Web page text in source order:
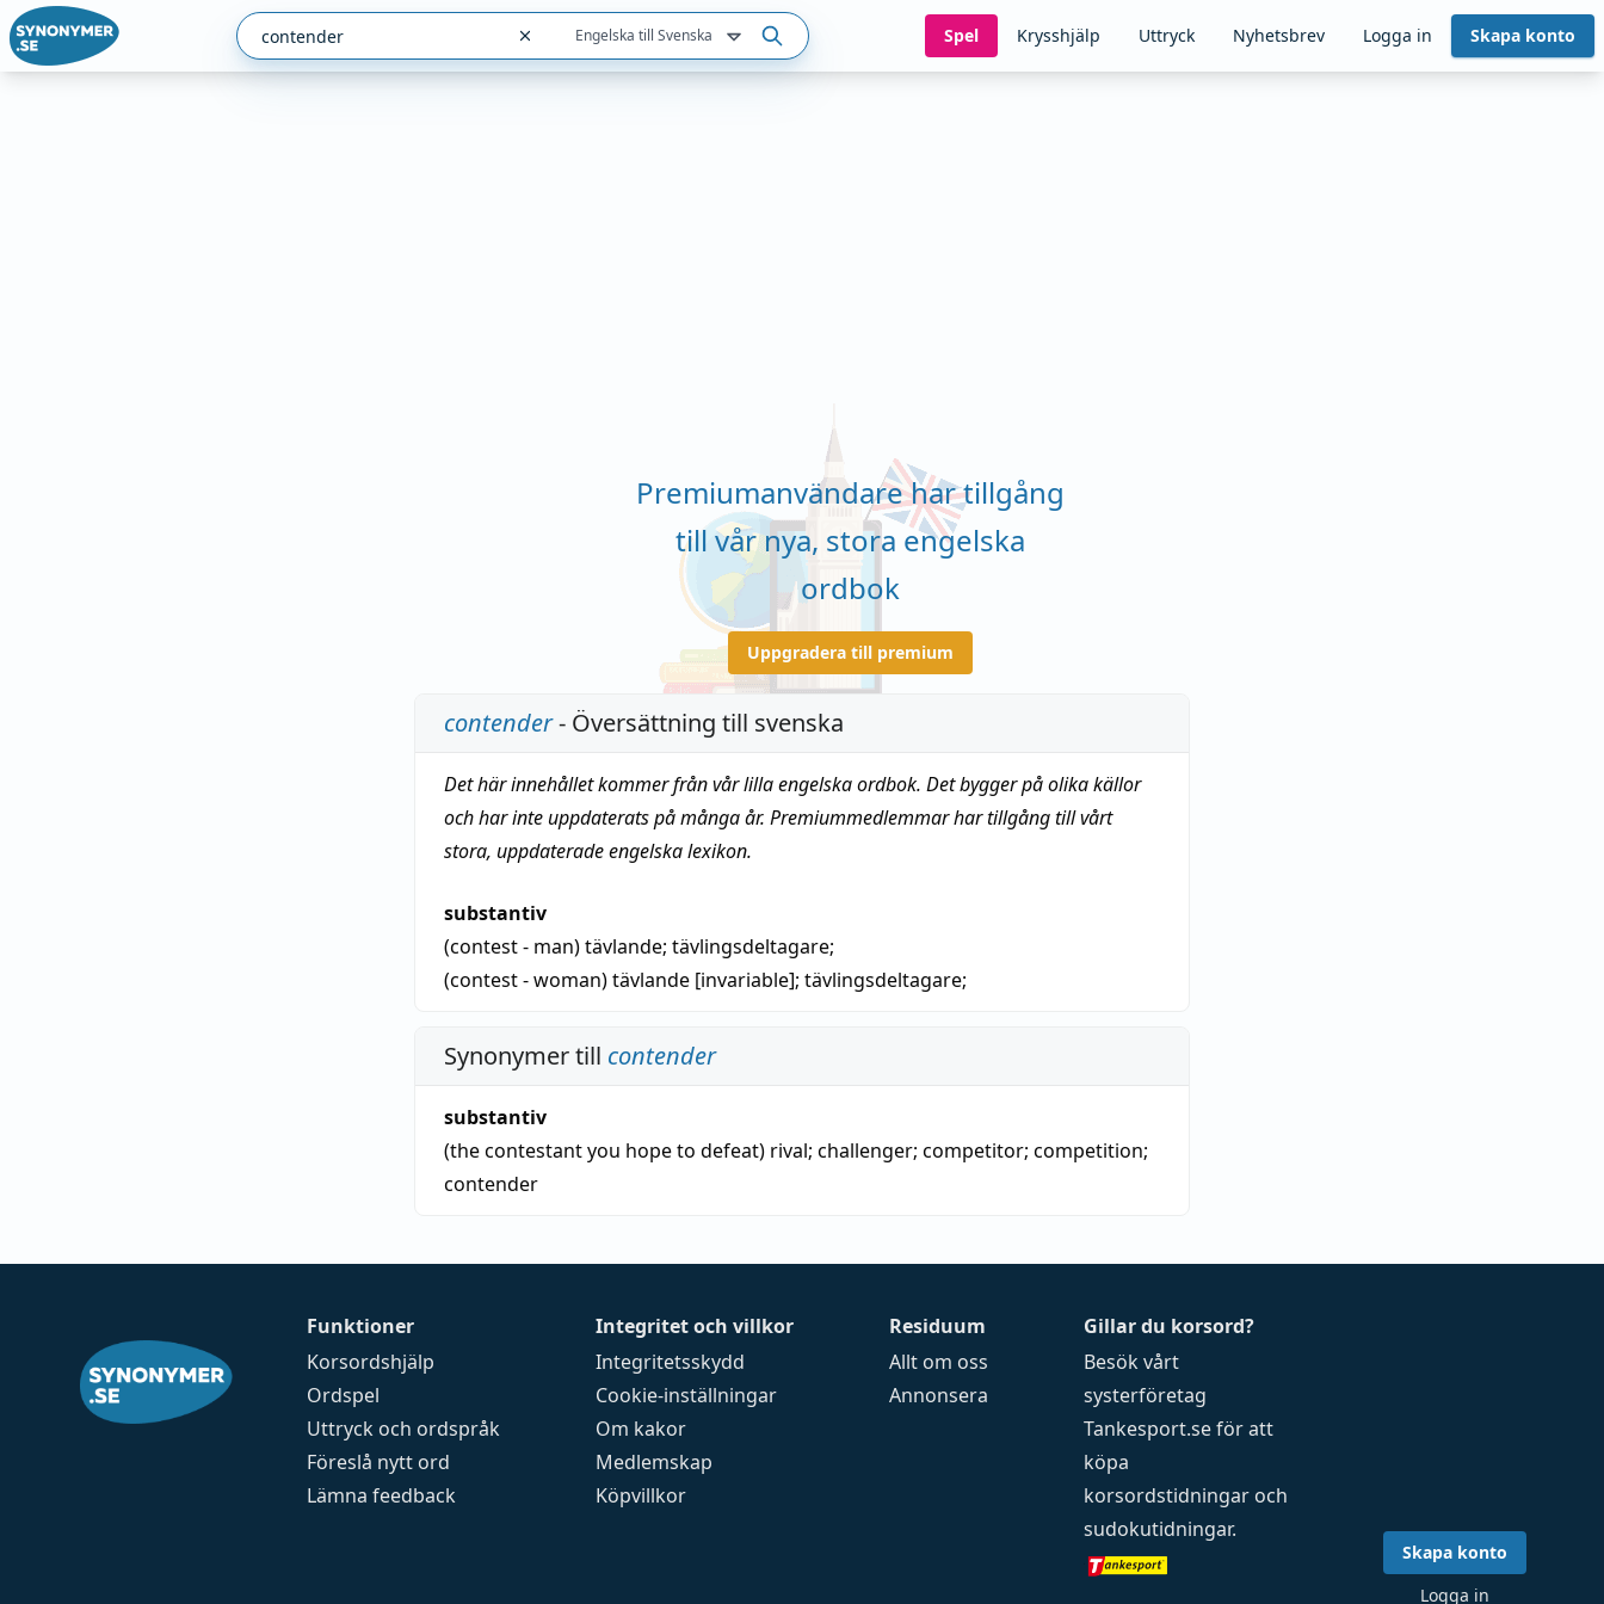
Engelska till Svenska Spel Krysshjälp Uttryck Nyhetsbrev Logga in Skapa konto
Premiumanvändare har tillgång
till vår nya, stora engelska
ordbok
Uppgradera till premium
contender- Översättning till svenska
Det här innehållet kommer från vår lilla engelska ordbok. Det bygger på olika källor
och har inte uppdaterats på många år. Premiummedlemmar har tillgång till vårt
stora, uppdaterade engelska lexikon.
substantiv
(contest - man)tävlande; tävlingsdeltagare;
(contest - woman)tävlande [invariable]; tävlingsdeltagare;
Synonymer till contender
substantiv
(the contestant you hope to defeat) rival; challenger; competitor; competition;
contender
Funktioner
Korsordshjälp
Ordspel
Uttryck och ordspråk
Föreslå nytt ord
Lämna feedback
Integritet och villkor
Integritetsskydd
Cookie-inställningar
Om kakor
Medlemskap
Köpvillkor
Residuum
Allt om oss
Annonsera
Gillar du korsord?
Besök vårt
systerföretag
Tankesport.seför att
köpa
korsordstidningar och
sudokutidningar.
Skapa konto
Logga in